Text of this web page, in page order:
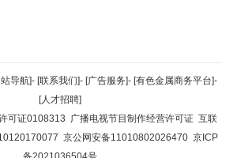
返回顶部
返回首页
导航]- [联系我们]- [广告服务]- [有色金属商务平台]-
[人才招聘]
可证0108313 广播电视节目制作经营许可证 互联
京公网安备11010802026470 京ICP